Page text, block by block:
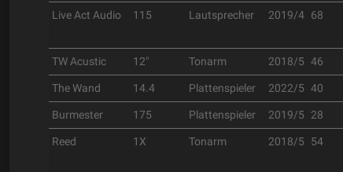
Live Act Audio 115 Lautsprecher 2019/4 68
TW Acustic 12" Tonarm 2018/5 46
The Wand 14.4 Plattenspieler 2022/5 40
Burmester 175 Plattenspieler 2019/5 28
Reed 1X Tonarm 2018/5 54